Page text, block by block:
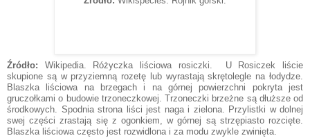
Źródło: Wikipedia. Różyczka liściowa rosiczki. U Rosiczek liście
skupione są w przyziemną rozetę lub wyrastają skrętolegle na łodydze.
Blaszka liściowa na brzegach i na górnej powierzchni pokryta jest
gruczołkami o budowie trzoneczkowej. Trzoneczki brzeżne są dłuższe od
środkowych. Spodnia strona liści jest naga i zielona. Przylistki w dolnej
swej części zrastają się z ogonkiem, w górnej są strzępiasto rozcięte.
Blaszka liściowa często jest rozwidlona i za modu zwykle zwinięta.